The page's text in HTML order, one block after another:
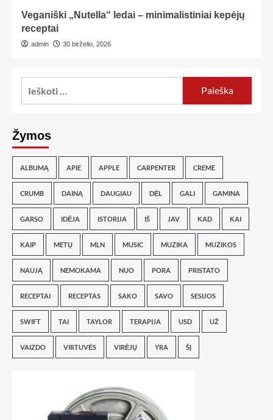
Veganiški „Nutella“ ledai – minimalistiniai kepėjų
receptai
admin 30 birželio, 2026
Žymos
ALBUMĄ APIE APPLE CARPENTER CREME
CRUMB DAINĄ DAUGIAU DĖL GALI GAMINA
GARSO IDĖJA ISTORIJA IŠ JAV KAD KAI
KAIP METŲ MLN MUSIC MUZIKA MUZIKOS
NAUJĄ NEMOKAMA NUO PORA PRISTATO
RECEPTAI RECEPTAS SAKO SAVO SESIJOS
SWIFT TAI TAYLOR TERAPIJA USD UŽ
VAIZDO VIRTUVĖS VIRĖJŲ YRA ŠĮ